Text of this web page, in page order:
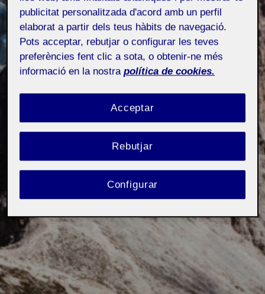
publicitat personalitzada d'acord amb un perfil
elaborat a partir dels teus hàbits de navegació.
Pots acceptar, rebutjar o configurar les teves
preferències fent clic a sota, o obtenir-ne més
informació en la nostra política de cookies.
Rebutjar
Acceptar
Configurar